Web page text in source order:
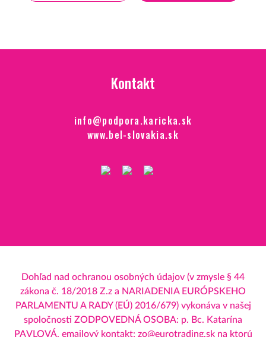
Kontakt
info@podpora.karicka.sk
www.bel-slovakia.sk
Dohľad nad ochranou osobných údajov (v zmysle § 44
zákona č. 18/2018 Z.z a NARIADENIA EURÓPSKEHO
PARLAMENTU A RADY (EÚ) 2016/679) vykonáva v našej
spoločnosti ZODPOVEDNÁ OSOBA: p. Bc. Katarína
PAVLOVÁ, emailový kontakt: zo@eurotrading.skna ktorú